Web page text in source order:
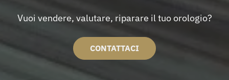
Vuoi vendere, valutare, riparare il tuo orologio?
CONTATTACI